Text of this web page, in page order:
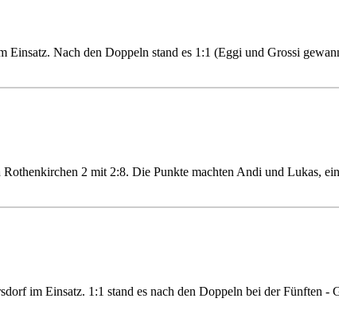
Nach den Doppeln stand es 1:1 (Eggi und Grossi
2 mit 2:8. Die Punkte machten Andi und Lukas,
im Einsatz. 1:1 stand es nach den Doppeln bei der Fünften